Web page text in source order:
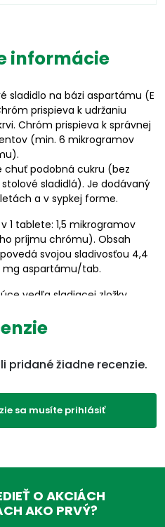
informácie
sladidlo na bázi aspartámu (E
prispieva k udržaniu
Chróm prispieva k správnej
(min. 6 mikrogramov
chuť podobná cukru (bez
sladidlá). Je dodávaný
a v sypkej forme.
1 tablete: 1,5 mikrogramov
príjmu chrómu). Obsah
svojou sladivosťou 4,4
mg aspartámu/tab.
vedľa sladiacej zložky
veľmi dobre rozpustný
aktívneho, organicky
zdravo.
vyhláškou príjem
sladidla.Viac na adcc.sk
pridané žiadne recenzie.
sa musíte prihlásiť
O AKCIÁCH
AKO PRVÝ?